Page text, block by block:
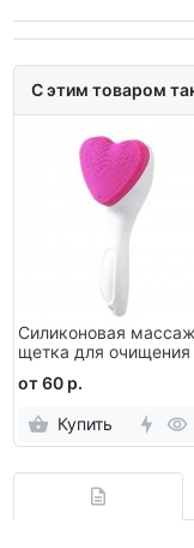
С этим товаром
Силиконовая
щетка для очищения
от 60 р.
Купить